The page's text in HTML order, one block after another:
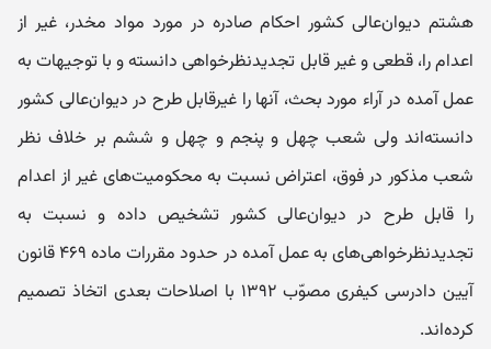
هشتم دیوان‌عالی کشور احکام صادره در مورد مواد مخدر، غیر از
اعدام را، قطعی و غیر قابل تجدیدنظرخواهی دانسته و با توجیهات به
عمل آمده در آراء مورد بحث، آنها را غیرقابل طرح در دیوان‌عالی کشور
دانسته‌اند ولی شعب چهل و پنجم و چهل و ششم بر خلاف نظر
شعب مذکور در فوق، اعتراض نسبت به محکومیت‌های غیر از اعدام
را قابل طرح در دیوان‌عالی کشور تشخیص داده و نسبت به
تجدیدنظرخواهی‌های به عمل آمده در حدود مقررات ماده ۴۶۹ قانون
آیین دادرسی کیفری مصوّب ۱۳۹۲ با اصلاحات بعدی اتخاذ تصمیم
کرده‌اند.